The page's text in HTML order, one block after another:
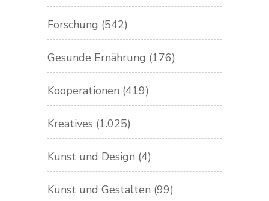
Forschung (542)
Gesunde Ernährung (176)
Kooperationen (419)
Kreatives (1.025)
Kunst und Design (4)
Kunst und Gestalten (99)